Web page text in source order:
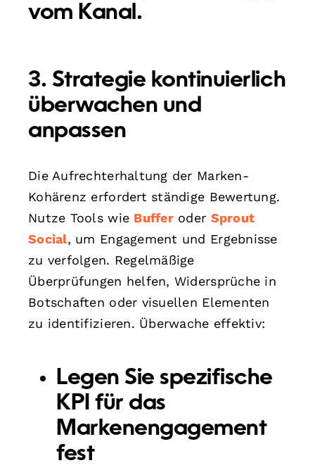
vom Kanal.
3. Strategie kontinuierlich
überwachen und
anpassen
Die Aufrechterhaltung der Marken-
Kohärenz erfordert ständige Bewertung.
Nutze Tools wie Bufferoder Sprout
Social, um Engagement und Ergebnisse
zu verfolgen. Regelmäßige
Überprüfungen helfen, Widersprüche in
Botschaften oder visuellen Elementen
zu identifizieren. Überwache effektiv:
Legen Sie spezifische
KPI für das
Markenengagement
fest